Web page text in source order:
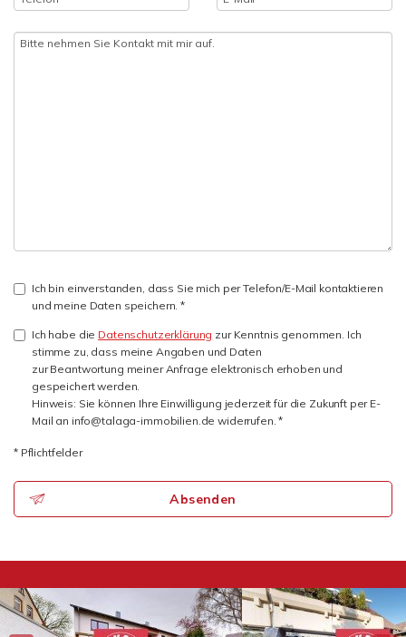
Ich bin einverstanden, dass Sie mich per Telefon/E-Mail kontaktieren
und meine Daten speichern. *
Ich habe die Datenschutzerklärung zur Kenntnis genommen. Ich
stimme zu, dass meine Angaben und Daten
zur Beantwortung meiner Anfrage elektronisch erhoben und
gespeichert werden.
Hinweis: Sie können Ihre Einwilligung jederzeit für die Zukunft per E-
Mail an info@talaga-immobilien.de widerrufen. *
* Pflichtfelder
Absenden